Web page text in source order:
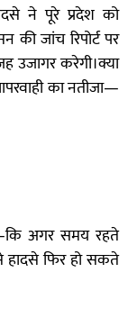
ने पूरे प्रदेश को
जांच रिपोर्ट पर
उजागर करेगी।क्या
का नतीजा—
अगर समय रहते
हादसे फिर हो सकते